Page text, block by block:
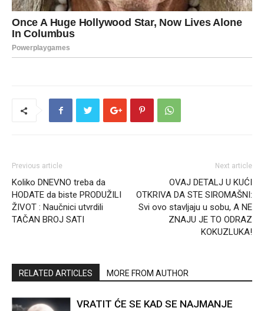
Previous article
Koliko DNEVNO treba da
HODATE da biste PRODUŽILI
ŽIVOT : Naučnici utvrdili
TAČAN BROJ SATI
Next article
OVAJ DETALJ U KUĆI
OTKRIVA DA STE SIROMAŠNI:
Svi ovo stavljaju u sobu, A NE
ZNAJU JE TO ODRAZ
KOKUZLUKA!
RELATED ARTICLES MORE FROM AUTHOR
VRATIT ĆE SE KAD SE NAJMANJE